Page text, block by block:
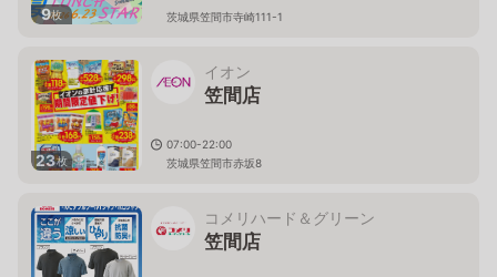
9枚 茨城県笠間市寺崎111-1
23枚
イオン
笠間店
07:00-22:00
茨城県笠間市赤坂8
コメリハード＆グリーン
笠間店